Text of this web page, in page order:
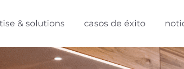
& solutions casos de éxito